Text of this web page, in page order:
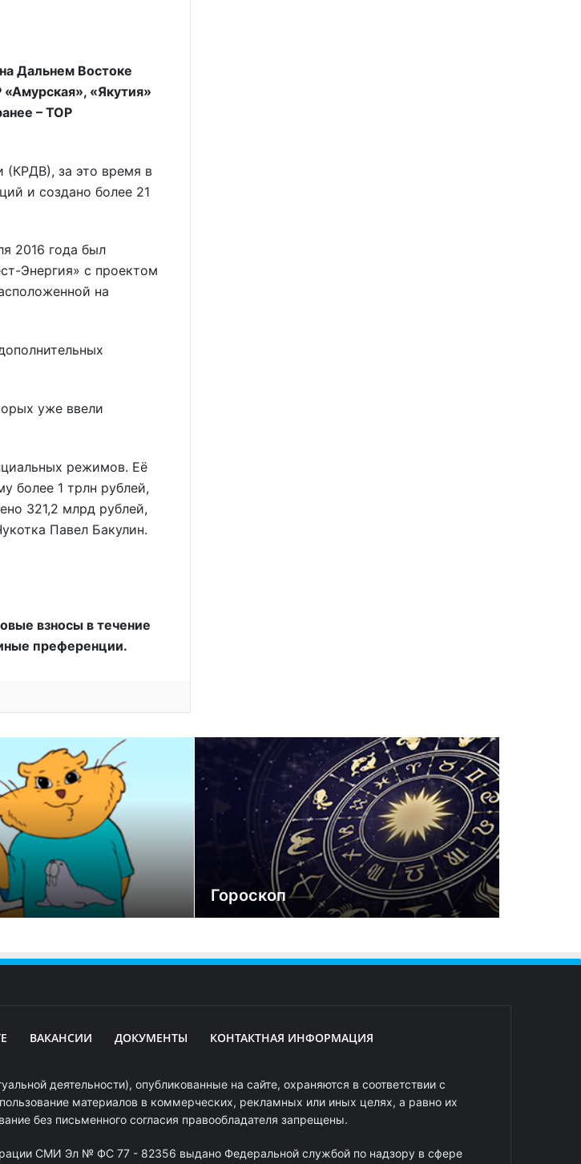
Дальнем Востоке
«Якутия»
– ТОР
(КРДВ), за это время в
и создано более 21
2016 года был
Энергия» с проектом
на
уже ввели
режимов. Её
более 1 трлн рублей,
321,2 млрд рублей,
Павел Бакулин.
взносы в течение
преференции.
Гороскоп
ВАКАНСИИ ДОКУМЕНТЫ КОНТАКТНАЯ ИНФОРМАЦИЯ
деятельности), опубликованные на сайте, охраняются в соответствии с
материалов в коммерческих, рекламных или иных целях, а равно их
без письменного согласия правообладателя запрещены.
СМИ Эл № ФС 77 - 82356 выдано Федеральной службой по надзору в сфере